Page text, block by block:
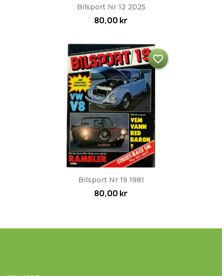
Bilsport Nr 12 2025
80,00 kr
Bilsport Nr 19 1981
80,00 kr
favorite_border